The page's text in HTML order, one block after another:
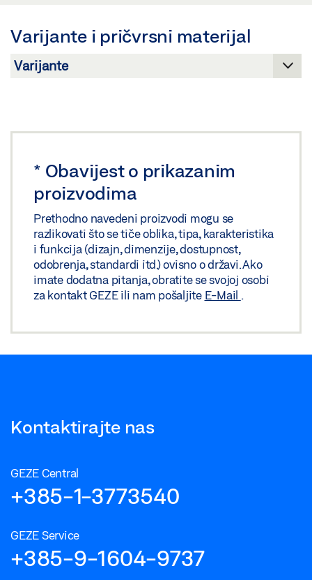
Preuzmi (.PDF | 410 KB)
Podijeli
Varijante i pričvrsni materijal
* Obavijest o prikazanim
proizvodima
Prethodno navedeni proizvodi mogu se
razlikovati što se tiče oblika, tipa, karakteristika
i funkcija (dizajn, dimenzije, dostupnost,
odobrenja, standardi itd.) ovisno o državi. Ako
imate dodatna pitanja, obratite se svojoj osobi
za kontakt GEZE ili nam pošaljite E-Mail .
Kontaktirajte nas
GEZE Central
+385-1-3773540
GEZE Service
+385-9-1604-9737